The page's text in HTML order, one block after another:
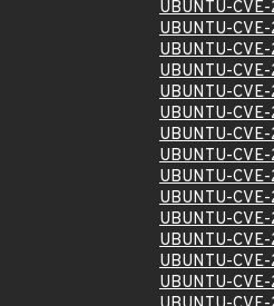
UBUNTU-
UBUNTU-
UBUNTU-
UBUNTU-
UBUNTU-
UBUNTU-
UBUNTU-
UBUNTU-
UBUNTU-
UBUNTU-
UBUNTU-
UBUNTU-
UBUNTU-
UBUNTU-